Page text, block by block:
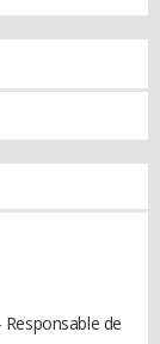
de